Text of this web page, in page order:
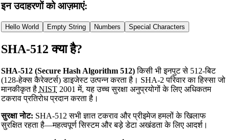
इन उदाहरणों को आज़माएं:
Hello World Empty String Numbers Special Characters
SHA-512 क्या है?
SHA-512 (Secure Hash Algorithm 512)किसी भी इनपुट से 512-बिट
(128-हेक्स कैरेक्टर्स) डाइजेस्ट उत्पन्न करता है। SHA-2 परिवार का हिस्सा जो
मानकीकृत है NIST2001 में, यह उच्च सुरक्षा अनुप्रयोगों के लिए अधिकतम
टकराव प्रतिरोध प्रदान करता है।
सुरक्षा नोट: SHA-512 सभी ज्ञात टकराव और प्रीइमेज हमलों के खिलाफ
सुरक्षित रहता है—महत्वपूर्ण सिस्टम और बड़े डेटा अखंडता के लिए आदर्श।